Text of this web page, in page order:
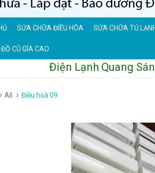
SỬA CHỮA ĐIỀU HÒA SỬA CHỮA TỦ
CŨ GÍA CAO
Điện Lạnh Quang
All Điều hoà 09